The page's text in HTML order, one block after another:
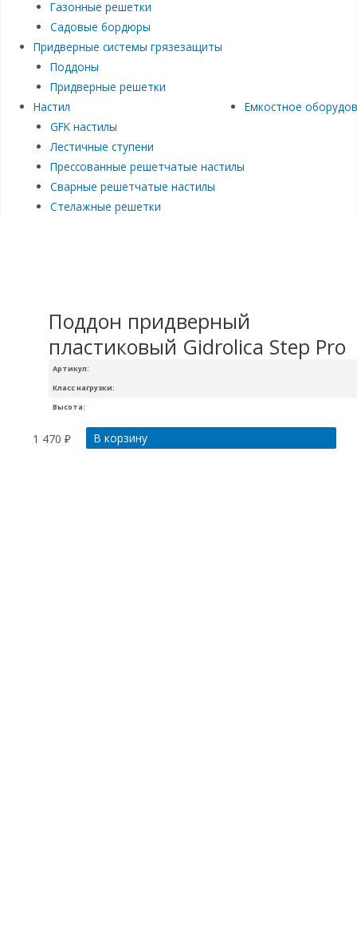
Газонные решетки
Садовые бордюры
Придверные системы грязезащиты
Поддоны
Придверные решетки
Настил
GFK настилы
Лестичные ступени
Прессованные решетчатые настилы
Сварные решетчатые настилы
Стелажные решетки
Емкостное
Артикул:
Высота:
Класс нагрузки:
Поддон придверный
пластиковый Gidrolica Step Pro
1 470₽ В корзину